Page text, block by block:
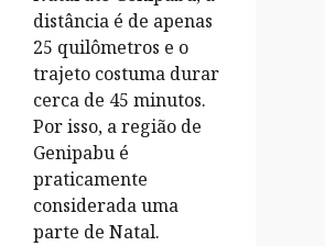
distância é de apenas
25 quilômetros e o
trajeto costuma durar
cerca de 45 minutos.
Por isso, a região de
Genipabu é
praticamente
considerada uma
parte de Natal.